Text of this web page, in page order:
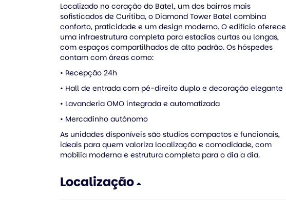
Localizado no coração do Batel, um dos bairros mais
sofisticados de Curitiba, o Diamond Tower Batel combina
conforto, praticidade e um design moderno. O edifício oferece
uma infraestrutura completa para estadias curtas ou longas,
com espaços compartilhados de alto padrão. Os hóspedes
contam com áreas como:
• Recepção 24h
• Hall de entrada com pé-direito duplo e decoração elegante
• Lavanderia OMO integrada e automatizada
• Mercadinho autônomo
As unidades disponíveis são studios compactos e funcionais,
ideais para quem valoriza localização e comodidade, com
mobília moderna e estrutura completa para o dia a dia.
Localização